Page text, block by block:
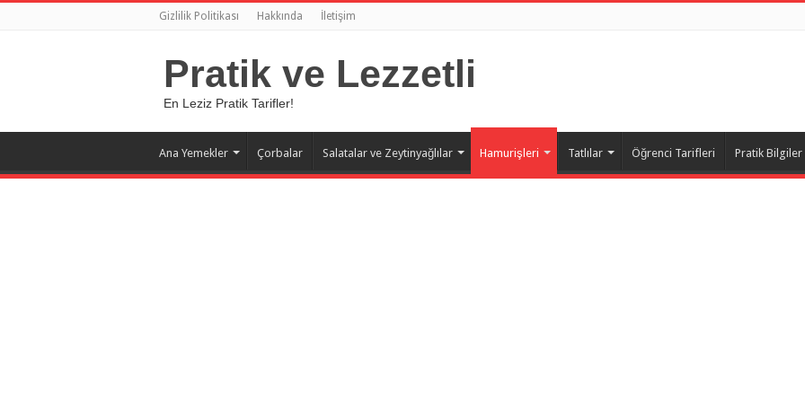
Gizlilik Politikası Hakkında İletişim
Pratik ve Lezzetli
En Leziz Pratik Tarifler!
Ana Yemekler Çorbalar Salatalar ve Zeytinyağlılar Hamurişleri Tatlılar Öğrenci Tarifleri Pratik Bilgiler